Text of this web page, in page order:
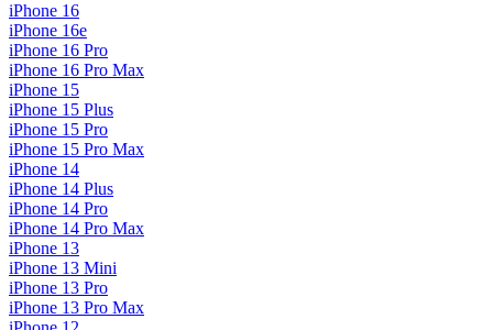
iPhone 16
iPhone 16e
iPhone 16 Pro
iPhone 16 Pro Max
iPhone 15
iPhone 15 Plus
iPhone 15 Pro
iPhone 15 Pro Max
iPhone 14
iPhone 14 Plus
iPhone 14 Pro
iPhone 14 Pro Max
iPhone 13
iPhone 13 Mini
iPhone 13 Pro
iPhone 13 Pro Max